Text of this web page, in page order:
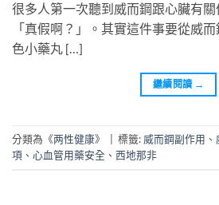
很多人第一次聽到威而鋼跟心臟有
「真假啊？」。其實這件事要從威
色小藥丸 […]
繼續閱讀 →
分類為《两性健康》 標籤: 威而鋼副作用 、
項 、 心血管用藥安全 、 西地那非